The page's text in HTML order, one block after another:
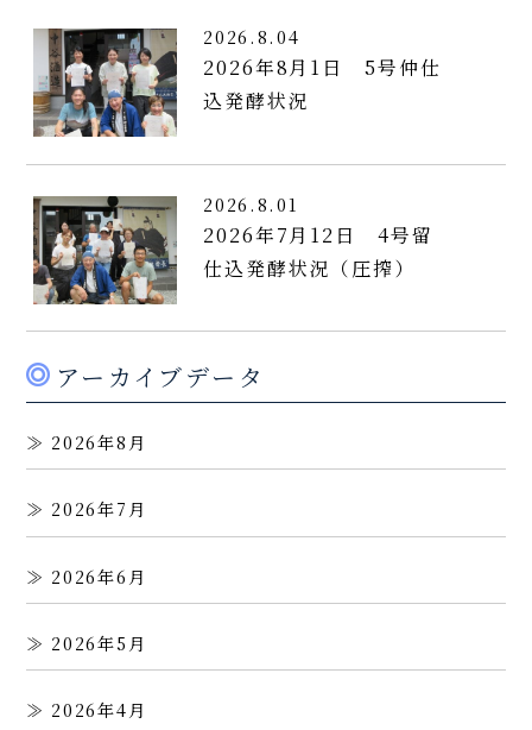
2026.8.04
2026年8月1日 5号仲仕
込発酵状況
2026.8.01
2026年7月12日 4号留
仕込発酵状況（圧搾）
アーカイブデータ
2026年8月
2026年7月
2026年6月
2026年5月
2026年4月